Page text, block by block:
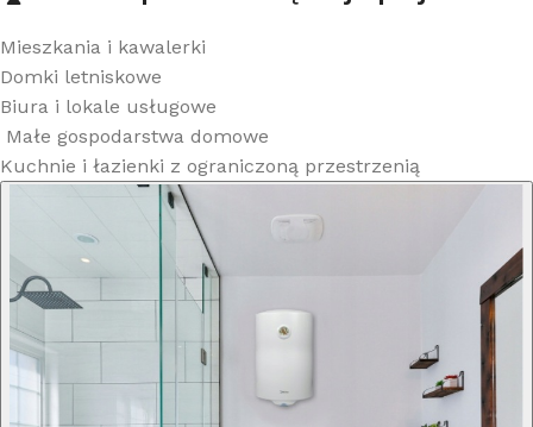
Mieszkania i kawalerki
Domki letniskowe
Biura i lokale usługowe
Małe gospodarstwa domowe
Kuchnie i łazienki z ograniczoną przestrzenią